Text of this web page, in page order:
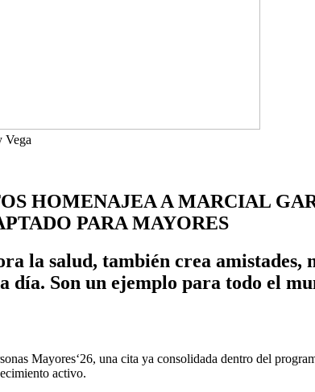
Vega
HOMENAJEA A MARCIAL
PARA MAYORES
la salud, también crea amistades,
día. Son un ejemplo para todo el
Mayores‘26, una cita ya consolidada dentro del
activo.